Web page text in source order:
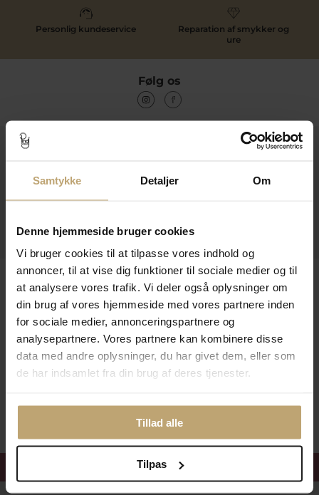
Samtykke Detaljer Om
Denne hjemmeside bruger cookies
Vi bruger cookies til at tilpasse vores indhold og
annoncer, til at vise dig funktioner til sociale medier og til
at analysere vores trafik. Vi deler også oplysninger om
din brug af vores hjemmeside med vores partnere inden
for sociale medier, annonceringspartnere og
analysepartnere. Vores partnere kan kombinere disse
data med andre oplysninger, du har givet dem, eller som
de har indsamlet fra din brug af deres tjenester.
Tillad alle
Tilpas
Personlig kundeservice
Reparation af smykker og
ure
Følg os
Kontakt
Åbningstider I Butikken
Praktiske Sider
Leveringsmuligheder
Betalingsmuligheder
velkomstrabat